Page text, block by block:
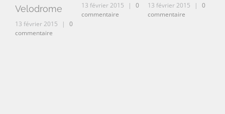
Velodrome
13 février 2015 |
0
commentaire
13 février 2015 |
0
commentaire
13 février 2015 |
0
commentaire